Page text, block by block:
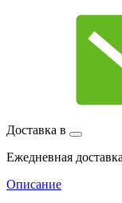
Доставка в
Ежедневная
Описание